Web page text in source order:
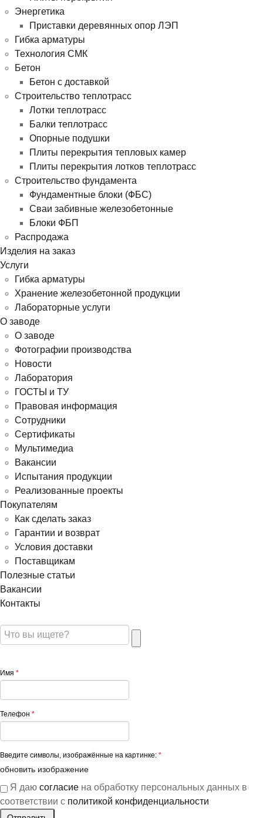
Энергетика
Приставки деревянных опор ЛЭП
Гибка арматуры
Технология СМК
Бетон
Бетон с доставкой
Строительство теплотрасс
Лотки теплотрасс
Балки теплотрасс
Опорные подушки
Плиты перекрытия тепловых камер
Плиты перекрытия лотков теплотрасс
Строительство фундамента
Фундаментные блоки (ФБС)
Сваи забивные железобетонные
Блоки ФБП
Распродажа
Изделия на заказ
Услуги
Гибка арматуры
Хранение железобетонной продукции
Лабораторные услуги
О заводе
О заводе
Фотографии производства
Новости
Лаборатория
ГОСТЫ и ТУ
Правовая информация
Сотрудники
Сертификаты
Мультимедиа
Вакансии
Испытания продукции
Реализованные проекты
Покупателям
Как сделать заказ
Гарантии и возврат
Условия доставки
Поставщикам
Полезные статьи
Вакансии
Контакты
Имя *
Телефон *
Введите символы, изображённые на картинке: *
обновить изображение
Я даю согласие на обработку персональных данных в
соответствии с политикой конфиденциальности